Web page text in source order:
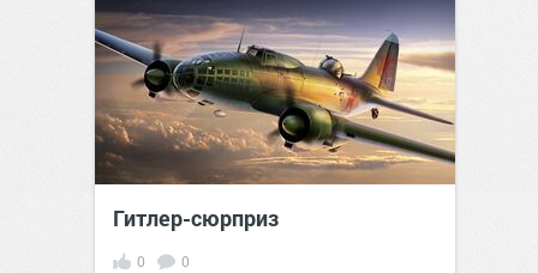
Гитлер-сюрприз
0 0